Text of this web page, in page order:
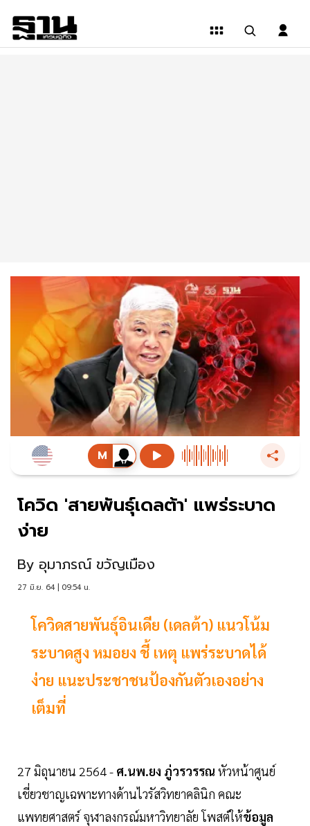
โควิด 'สายพันธุ์เดลต้า' แพร่ระบาด
ง่าย
By อุมาภรณ์ ขวัญเมือง
27 มิ.ย. 64 | 09:54 น.
โควิดสายพันธุ์อินเดีย (เดลต้า) แนวโน้ม
ระบาดสูง หมอยง ชี้ เหตุ แพร่ระบาดได้
ง่าย แนะประชาชนป้องกันตัวเองอย่าง
เต็มที่
27 มิถุนายน 2564 - ศ.นพ.ยง ภู่วรวรรณ หัวหน้าศูนย์
เชี่ยวชาญเฉพาะทางด้านไวรัสวิทยาคลินิก คณะ​
แพทยศาสตร์ จุฬาลงกรณ์มหาวิทยาลัย โพสต์ให้ข้อมูล